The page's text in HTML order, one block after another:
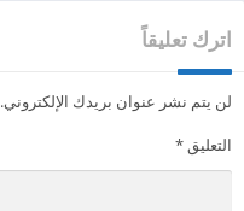
اترك تعليقاً
لن يتم نشر عنوان بريدك الإلكتروني.
التعليق*